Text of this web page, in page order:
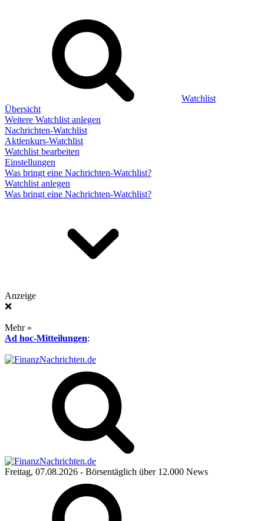
Watchlist
Übersicht
Weitere Watchlist anlegen
Nachrichten-Watchlist
Aktienkurs-Watchlist
Watchlist bearbeiten
Einstellungen
Was bringt eine Nachrichten-Watchlist?
Watchlist anlegen
Was bringt eine Nachrichten-Watchlist?
Anzeige
❌
Mehr »
Ad hoc-Mitteilungen:
Freitag, 07.08.2026 - Börsentäglich über 12.000 News